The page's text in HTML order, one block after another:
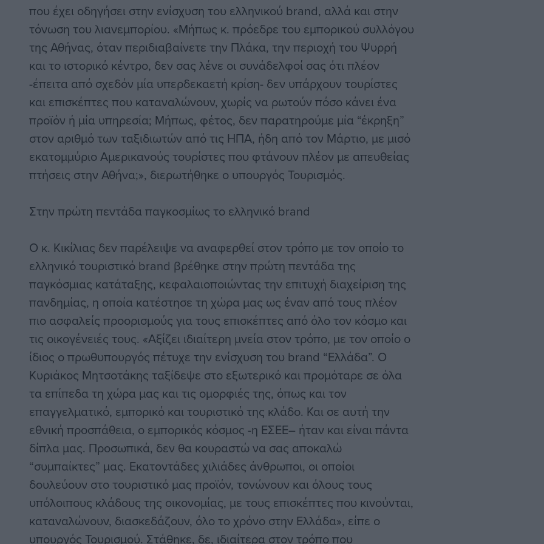
που έχει οδηγήσει στην ενίσχυση του ελληνικού brand, αλλά και στην
τόνωση του λιανεμπορίου. «Μήπως κ. πρόεδρε του εμπορικού συλλόγου
της Αθήνας, όταν περιδιαβαίνετε την Πλάκα, την περιοχή του Ψυρρή
και το ιστορικό κέντρο, δεν σας λένε οι συνάδελφοί σας ότι πλέον
-έπειτα από σχεδόν μία υπερδεκαετή κρίση- δεν υπάρχουν τουρίστες
και επισκέπτες που καταναλώνουν, χωρίς να ρωτούν πόσο κάνει ένα
προϊόν ή μία υπηρεσία; Μήπως, φέτος, δεν παρατηρούμε μία “έκρηξη”
στον αριθμό των ταξιδιωτών από τις ΗΠΑ, ήδη από τον Μάρτιο, με μισό
εκατομμύριο Αμερικανούς τουρίστες που φτάνουν πλέον με απευθείας
πτήσεις στην Αθήνα;», διερωτήθηκε ο υπουργός Τουρισμός.
Στην πρώτη πεντάδα παγκοσμίως το ελληνικό brand
Ο κ. Κικίλιας δεν παρέλειψε να αναφερθεί στον τρόπο με τον οποίο το
ελληνικό τουριστικό brand βρέθηκε στην πρώτη πεντάδα της
παγκόσμιας κατάταξης, κεφαλαιοποιώντας την επιτυχή διαχείριση της
πανδημίας, η οποία κατέστησε τη χώρα μας ως έναν από τους πλέον
πιο ασφαλείς προορισμούς για τους επισκέπτες από όλο τον κόσμο και
τις οικογένειές τους. «Αξίζει ιδιαίτερη μνεία στον τρόπο, με τον οποίο ο
ίδιος ο πρωθυπουργός πέτυχε την ενίσχυση του brand “Ελλάδα”. Ο
Κυριάκος Μητσοτάκης ταξίδεψε στο εξωτερικό και προμόταρε σε όλα
τα επίπεδα τη χώρα μας και τις ομορφιές της, όπως και τον
επαγγελματικό, εμπορικό και τουριστικό της κλάδο. Και σε αυτή την
εθνική προσπάθεια, ο εμπορικός κόσμος -η ΕΣΕΕ– ήταν και είναι πάντα
δίπλα μας. Προσωπικά, δεν θα κουραστώ να σας αποκαλώ
“συμπαίκτες” μας. Εκατοντάδες χιλιάδες άνθρωποι, οι οποίοι
δουλεύουν στο τουριστικό μας προϊόν, τονώνουν και όλους τους
υπόλοιπους κλάδους της οικονομίας, με τους επισκέπτες που κινούνται,
καταναλώνουν, διασκεδάζουν, όλο το χρόνο στην Ελλάδα», είπε ο
υπουργός Τουρισμού. Στάθηκε, δε, ιδιαίτερα στον τρόπο που